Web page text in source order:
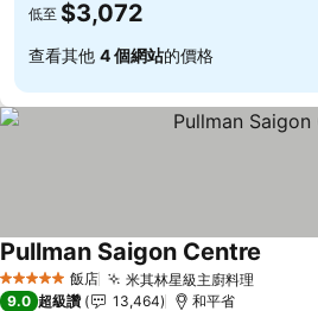
低至 $3,072
查看其他 4 個網站的價格
5 星級 飯店 米其林星級主廚料理查看價格
Pullman Saigon Centre
9.0 超級讚 13,464 和平省